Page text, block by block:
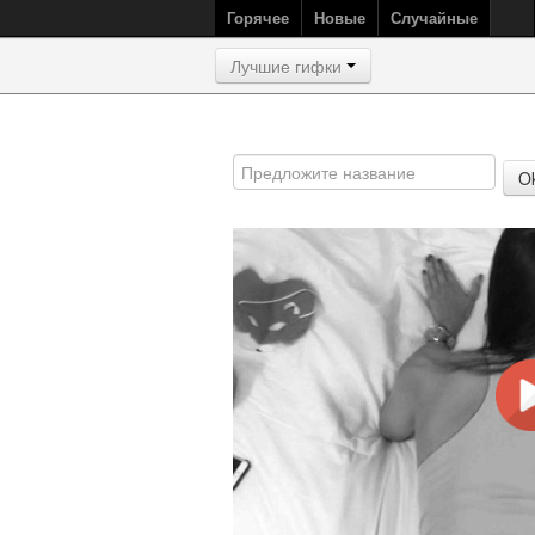
Горячее Новые Случайные
Лучшие гифки